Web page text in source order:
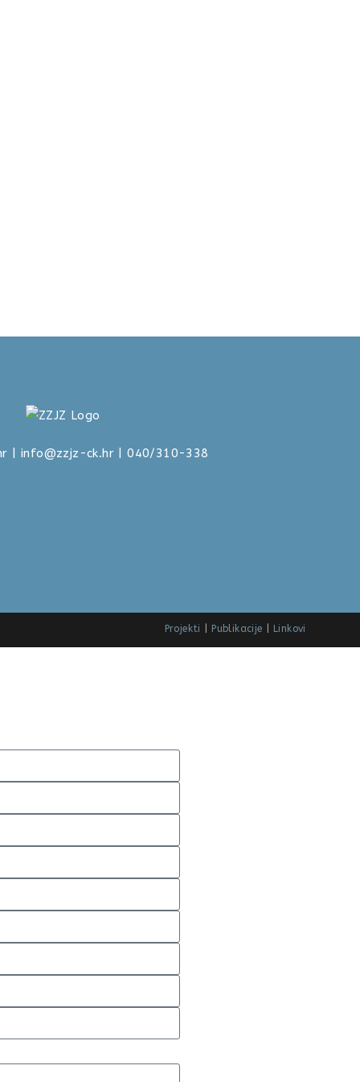
info@zzjz-ck.hr | 040/310-338
Projekti Publikacije Linkovi